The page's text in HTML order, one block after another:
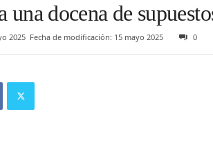
una docena de
2025 Fecha de modificación: 15 mayo 2025 0